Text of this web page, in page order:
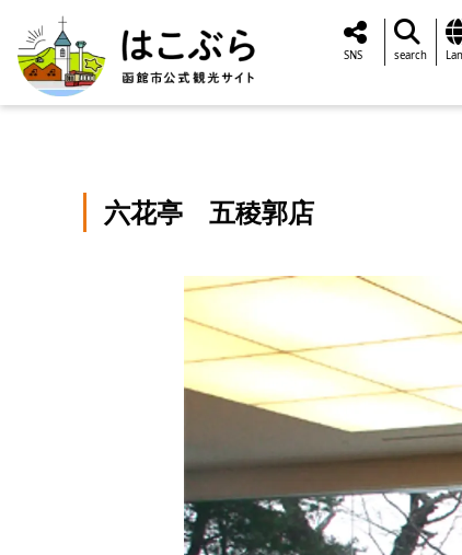
SNS search
六花亭 五稜郭店